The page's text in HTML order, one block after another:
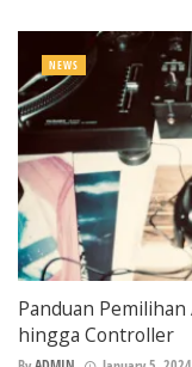
Panduan
hingga Controller
NEWS